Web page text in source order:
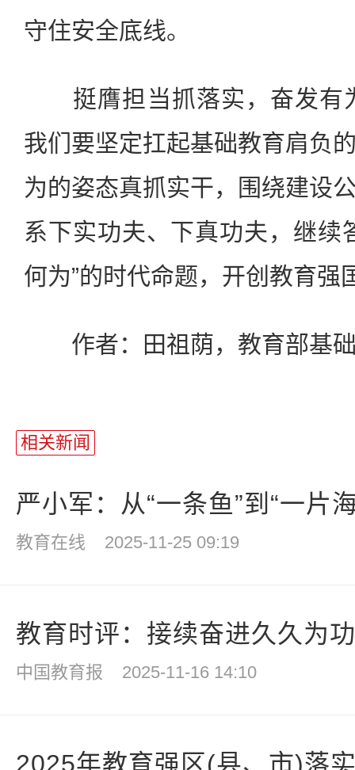
守住安全底线。
挺膺担当抓落实，奋发有
我们要坚定扛起基础教育肩负
为的姿态真抓实干，围绕建设
系下实功夫、下真功夫，继续
何为”的时代命题，开创教育强
作者：田祖荫，教育部基础
相关新闻
严小军：从“一条鱼”到“一片
教育在线 2025-11-25 09:19
教育时评：接续奋进久久为
中国教育报 2025-11-16 14:10
2025年教育强区(县、市)落